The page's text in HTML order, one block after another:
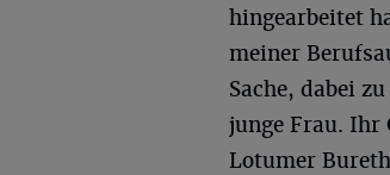
hingearbeitet
meiner
Sache, dabei
junge Frau. Ihr
Lotumer